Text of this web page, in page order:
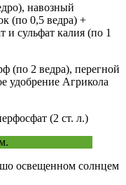
навозный
(по 0,5 ведра) +
сульфат калия (по 1
(по 2 ведра), перегной
удобрение Агрикола
(2 ст. л.)
освещенном солнцем